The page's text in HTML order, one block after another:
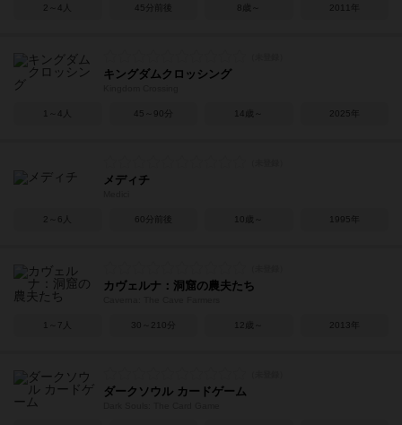
2～4人 45分前後 8歳～ 2011年
キングダムクロッシング
1～4人 45～90分 14歳～ 2025年
メディチ
2～6人 60分前後 10歳～ 1995年
カヴェルナ：洞窟の農夫たち
1～7人 30～210分 12歳～ 2013年
ダークソウル カードゲーム